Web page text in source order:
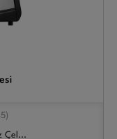
Çel...